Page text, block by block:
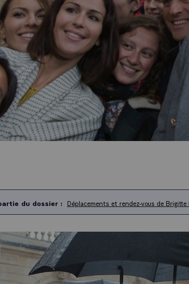
du dossier : Déplacements et rendez-vous de Brigitte